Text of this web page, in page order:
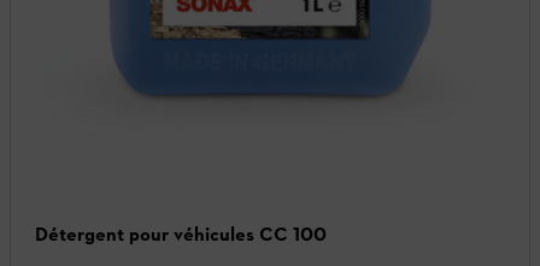
Détergent pour véhicules CC 100